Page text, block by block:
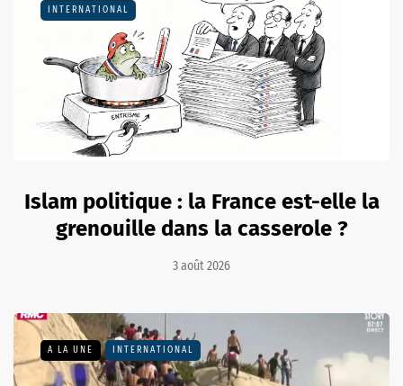
INTERNATIONAL
Islam politique : la France est-elle la
grenouille dans la casserole ?
3 août 2026
A LA UNE INTERNATIONAL